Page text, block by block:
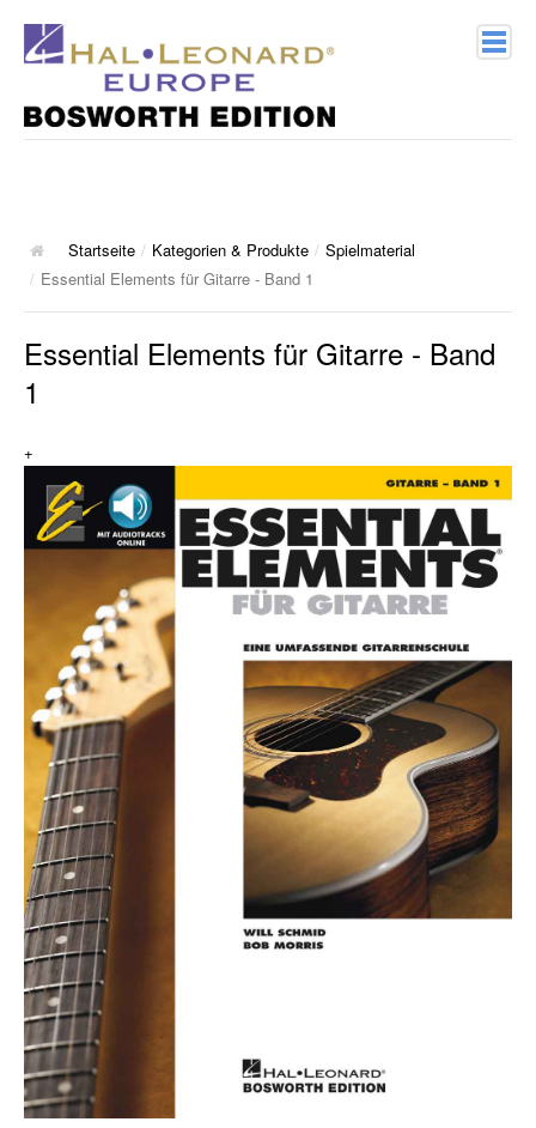
Geschichte
Kategorien & Produkte
10 Charthits
ACT Music
Die Toten Hosen
Rosenstolz
Die kleinen Songbooks
Die großen Songbooks
Sounds Good On-Serie
Hit Session-Reihe
Hit Book-Reihe
Diverse Bands & Interpreten
Beat It!
Melodie, Text & Akkorde
Startseite / Kategorien & Produkte / Spielmaterial
/ Essential Elements für Gitarre - Band 1
Essential Elements für Gitarre - Band
1
+